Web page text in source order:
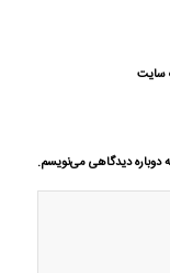
دوباره دیدگاهی می‌نویسم.